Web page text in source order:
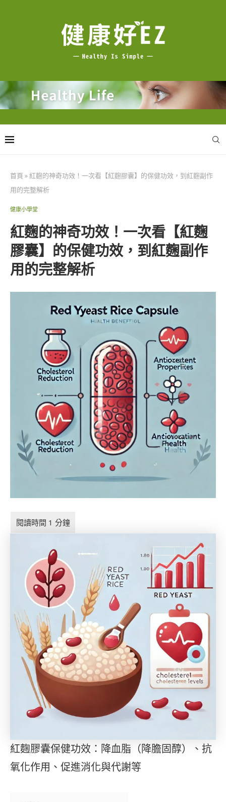
首頁 »紅麴的神奇功效！一次看【紅麴膠囊】的保健功效，到紅麴副作
用的完整解析
健康小學堂
紅麴的神奇功效！一次看【紅麴
膠囊】的保健功效，到紅麴副作
用的完整解析
紅麴膠囊保健功效：降血脂（降膽固醇）、抗
氧化作用、促進消化與代謝等